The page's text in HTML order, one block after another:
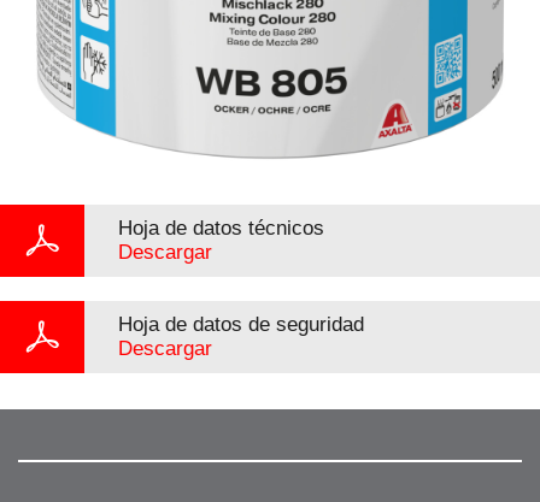
Hoja de datos técnicos
Descargar
Hoja de datos de seguridad
Descargar